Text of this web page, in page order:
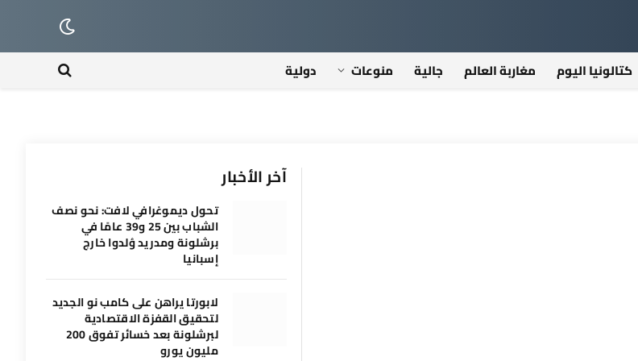
كتالونيا اليوم مغاربة العالم جالية منوعات دولية
آخر الأخبار
تحول ديموغرافي لافت: نحو نصف
الشباب بين 25 و39 عامًا في
برشلونة ومدريد وُلدوا خارج
إسبانيا
لابورتا يراهن على كامب نو الجديد
لتحقيق القفزة الاقتصادية
لبرشلونة بعد خسائر تفوق 200
مليون يورو